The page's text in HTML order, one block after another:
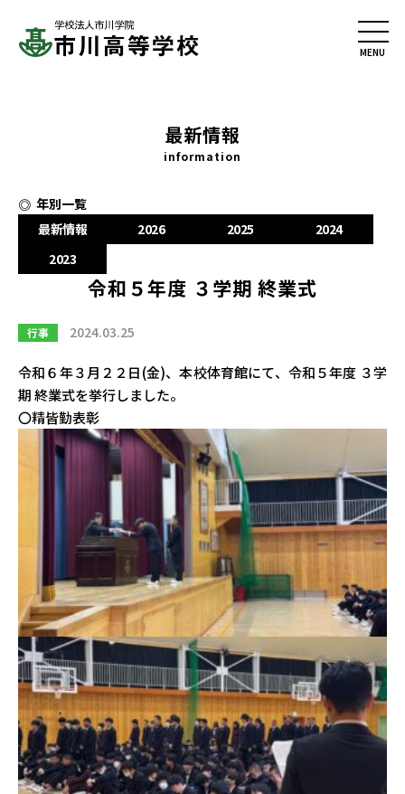
最新情報
information
年別一覧
最新情報
2026 2025
2024
2023
令和５年度 ３学期 終業式
行事 2024.03.25
令和６年３月２２日(金)、本校体育館にて、令和５年度 ３学
期 終業式を挙行しました。
〇精皆勤表彰